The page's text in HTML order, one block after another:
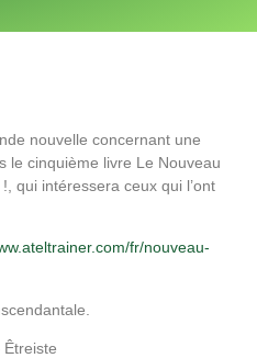
nouvelle concernant une
le cinquième livre Le Nouveau
qui intéressera ceux qui l’ont
fr/nouveau-
Êtreiste